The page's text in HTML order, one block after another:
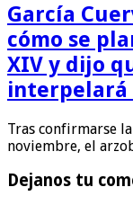
García
cómo se
XIV y dijo
interpelará
Tras confirmarse
noviembre, el
Dejanos tu